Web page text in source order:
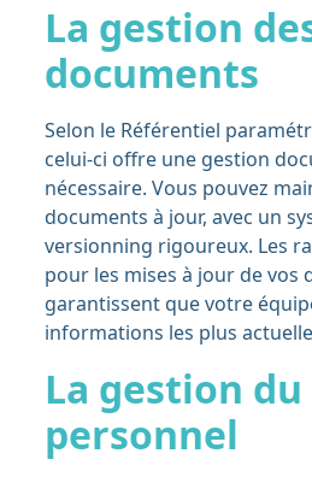
La gestion
documents
Selon le Référentiel
celui-ci offre une gestion
nécessaire. Vous pouvez
documents à jour, avec un
versionning rigoureux. Les
pour les mises à jour de vos
garantissent que votre
informations les plus
La gestion du
personnel